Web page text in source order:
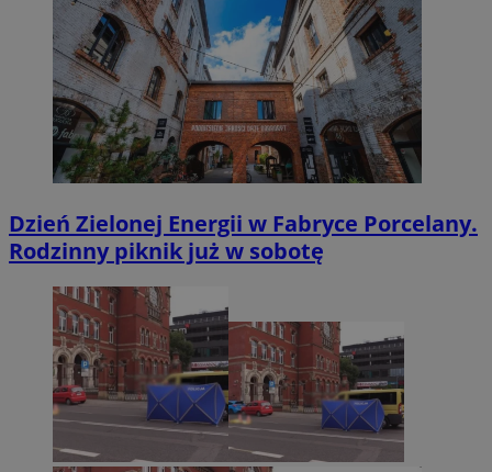
Dzień Zielonej Energii w Fabryce Porcelany.
Rodzinny piknik już w sobotę